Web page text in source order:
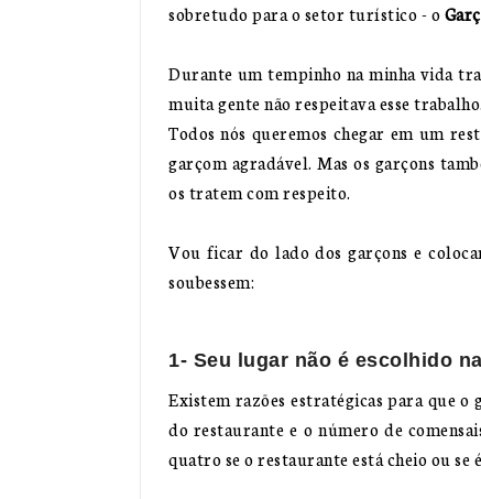
sobretudo para o setor turístico - o
Durante um tempinho na minha vida
muita gente não respeitava esse trabalho.
Todos nós queremos chegar em um
garçom agradável. Mas os garçons
os tratem com respeito.
Vou ficar do lado dos garçons e
soubessem:
1- Seu lugar não é escolhido
Existem razões estratégicas para que
do restaurante e o número de
quatro se o restaurante está cheio ou se